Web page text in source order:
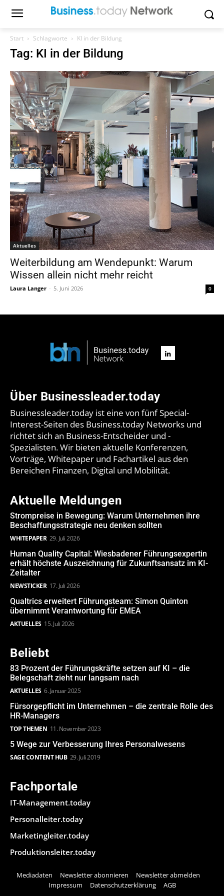
Start Schlagworte KI in der Bildung
Tag: KI in der Bildung
Aktuelles
Weiterbildung am Wendepunkt: Warum
Wissen allein nicht mehr reicht
Laura Langer - 5. Juni 2026 0
Über Businessleader.today
Businessleader.today ist eine von fünf Special-
Interest-Seiten des Business.today Networks und
richtet sich an Business-Entscheider und -
Spezialisten. Wir bieten aktuelle Konferenzen,
Vorträge, Whitepaper und Fachartikel aus den
Bereichen Finanzen, Digital und Mobilität.
Aktuelle Meldungen
Strompreise in Bewegung: Warum Unternehmen ihre
Beschaffungsstrategie neu denken sollten
WHITEPAPER 29. Juli 2026
Human Quality Capital: Wiesbadener Führungsexpertin
erhält höchste Auszeichnung für Zukunftsansatz im KI-
Zeitalter
NEWSTICKER 17. Juli 2026
Qualtrics erweitert Führungsteam: Simon Quinton
übernimmt Verantwortung für EMEA
AKTUELLES 15. Juli 2026
Beliebt
83 Prozent der Führungskräfte setzen auf KI – die
Belegschaft zieht nur langsam nach
AKTUELLES 6. Januar 2025
Fürsorgepflicht im Unternehmen – die zentrale Rolle des
HR-Managers
TOP THEMEN 11. November 2023
5 Wege zur Verbesserung Ihres Personalwesens
SAGE CONTENT HUB 29. Juli 2019
Fachportale
IT-Management.today
Personalleiter.today
Marketingleiter.today
Produktionsleiter.today
Mediadaten Newsletter abonnieren
Newsletter abmelden
Impressum
Datenschutzerklärung AGB